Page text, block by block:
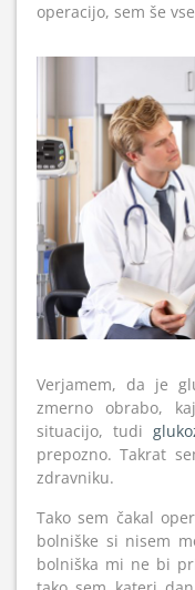
operacijo, sem še
Verjamem, da je
zmerno obrabo,
situacijo, tudi
prepozno. Takrat
zdravniku.
Tako sem čakal
bolniške si nisem
bolniška mi ne bi